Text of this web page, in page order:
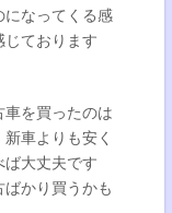
になってくる感
じております
を買ったのは
車よりも安く
ば大丈夫です
ばかり買うかも